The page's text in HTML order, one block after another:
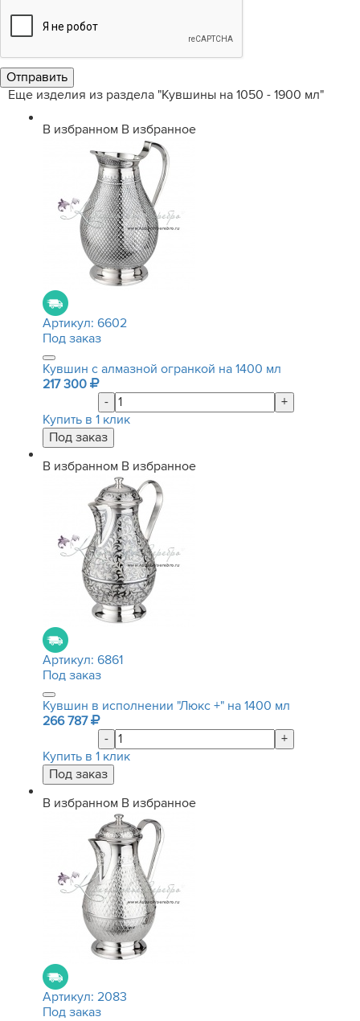
Еще изделия из раздела "Кувшины на 1050 - 1900 мл"
В избранном В избранное
Артикул: 6602
Под заказ
Кувшин с алмазной огранкой на 1400 мл
217 300
-
+
Купить в 1 клик
В избранном В избранное
Артикул: 6861
Под заказ
Кувшин в исполнении "Люкс +" на 1400 мл
266 787
-
+
Купить в 1 клик
В избранном В избранное
Артикул: 2083
Под заказ